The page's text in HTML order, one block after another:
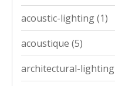
acoustic-lighting(1)
acoustique (5)
architectural-lighting